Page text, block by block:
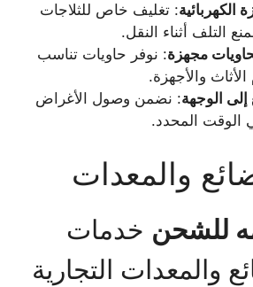
الكهربائية: تغليف خاص للثلاجات
التلف أثناء النقل.
مجهزة: نوفر حاويات تناسب
والأجهزة.
الوجهة: نضمن وصول الأغراض
الوقت المحدد.
والمعدات
للشحن خدمات
والمعدات التجارية